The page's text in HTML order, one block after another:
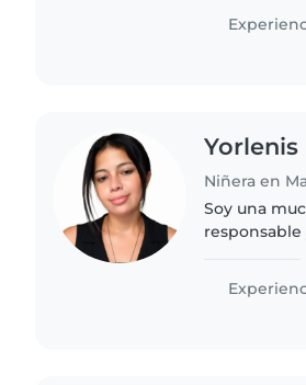
mucho
Yorlenis
Niñera en
Soy una